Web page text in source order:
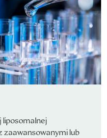
liposomalnej
zaawansowanymi lub